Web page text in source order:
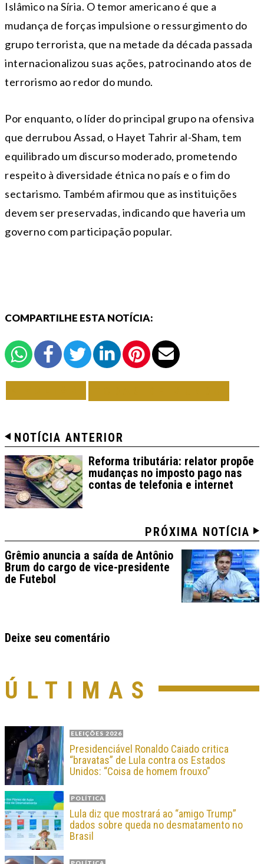
Islâmico na Síria. O temor americano é que a
mudança de forças impulsione o ressurgimento do
grupo terrorista, que na metade da década passada
internacionalizou suas ações, patrocinando atos de
terrorismo ao redor do mundo.
Por enquanto, o líder do principal grupo na ofensiva
que derrubou Assad, o Hayet Tahrir al-Sham, tem
equilibrado um discurso moderado, prometendo
respeito à diversidade étnica no país e o fim do
sectarismo. Também afirmou que as instituições
devem ser preservadas, indicando que haveria um
governo com participação popular.
COMPARTILHE ESTA NOTÍCIA:
NOTÍCIA ANTERIOR
Reforma tributária: relator propõe
mudanças no imposto pago nas
contas de telefonia e internet
PRÓXIMA NOTÍCIA
Grêmio anuncia a saída de Antônio
Brum do cargo de vice-presidente
de Futebol
Deixe seu comentário
ÚLTIMAS
ELEIÇÕES 2026
Presidenciável Ronaldo Caiado critica
“bravatas” de Lula contra os Estados
Unidos: “Coisa de homem frouxo”
POLÍTICA
Lula diz que mostrará ao “amigo Trump”
dados sobre queda no desmatamento no
Brasil